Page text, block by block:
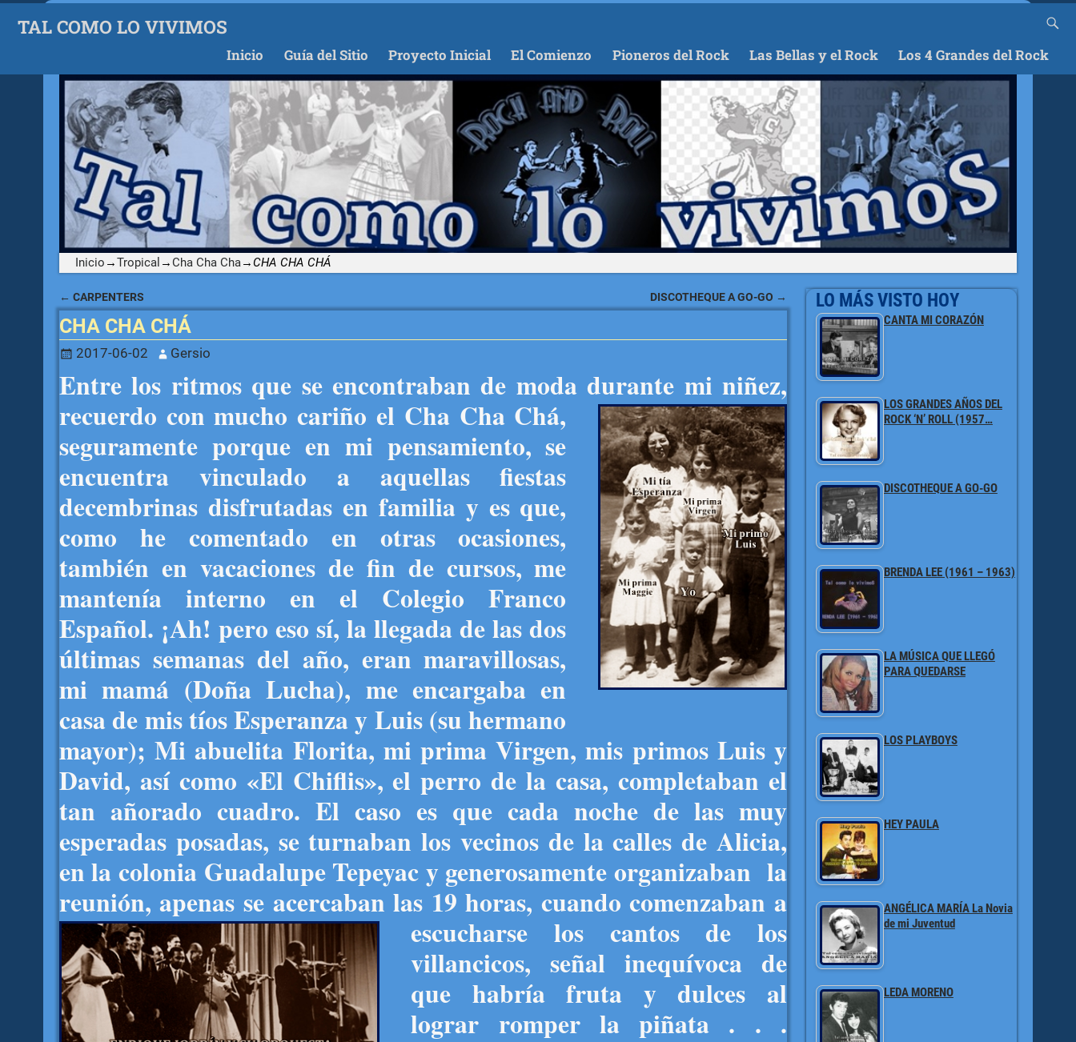
TAL COMO LO VIVIMOS
Inicio Guía del Sitio Proyecto Inicial El Comienzo Pioneros del Rock Las Bellas y el Rock Los 4 Grandes del Rock
Inicio →Tropical →Cha Cha Cha→ CHA CHA CHÁ
Navegación de entradas
← CARPENTERS DISCOTHEQUE A GO-GO →
CHA CHA CHÁ
2017-06-02 Gersio
Entre los ritmos que se encontraban de moda durante mi niñez,
recuerdo con mucho cariño el Cha Cha Chá,
seguramente porque en mi pensamiento, se
encuentra vinculado a aquellas fiestas
decembrinas disfrutadas en familia y es que,
como he comentado en otras ocasiones,
también en vacaciones de fin de cursos, me
mantenía interno en el Colegio Franco
Español. ¡Ah! pero eso sí, la llegada de las dos
últimas semanas del año, eran maravillosas,
mi mamá (Doña Lucha), me encargaba en
casa de mis tíos Esperanza y Luis (su hermano
mayor); Mi abuelita Florita, mi prima Virgen, mis primos Luis y
David, así como «El Chiflis», el perro de la casa, completaban el
tan añorado cuadro. El caso es que cada noche de las muy
esperadas posadas, se turnaban los vecinos de la calles de Alicia,
en la colonia Guadalupe Tepeyac y generosamente organizaban la
reunión, apenas se acercaban las 19 horas, cuandocomenzaban a
escucharse los cantos de los
villancicos, señal inequívoca de
que habría fruta y dulces al
lograr romper la piñata . . .
LO MÁS VISTO HOY
CANTA MI CORAZÓN
LOS GRANDES AÑOS DEL
ROCK ‘N’ ROLL (1957…
DISCOTHEQUE A GO-GO
BRENDA LEE (1961 – 1963)
LA MÚSICA QUE LLEGÓ
PARA QUEDARSE
LOS PLAYBOYS
HEY PAULA
ANGÉLICA MARÍA La Novia
de mi Juventud
LEDA MORENO